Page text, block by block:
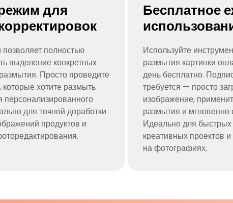
для
полностью
выделение конкретных
Просто проведите
хотите размыть
персонализированного
для точной доработки
продуктов и
Бесплатное
Используйте
размытия картинки
день бесплатно.
требуется — просто
изображение,
размытия и мгновенно
Идеально для быстрых
креативных проектов
на фотографиях.